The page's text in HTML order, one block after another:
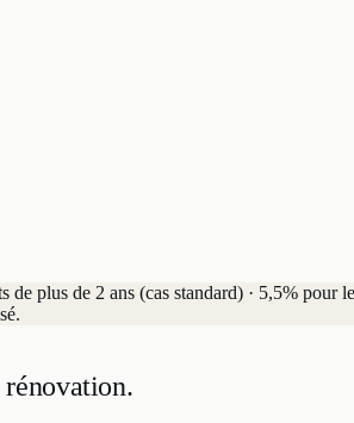
de plus de 2 ans (cas standard) · 5,5%
rénovation.